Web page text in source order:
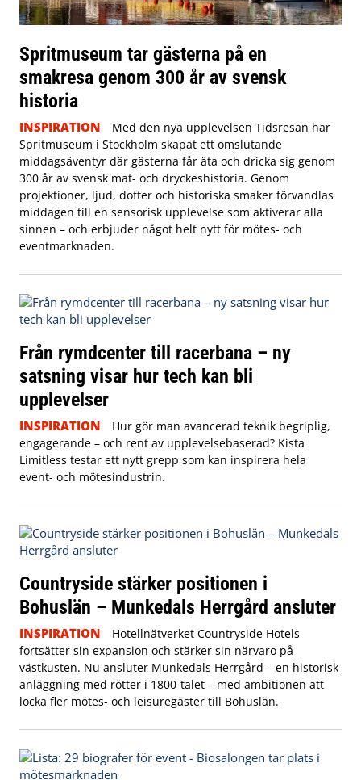
Spritmuseum tar gästerna på en
smakresa genom 300 år av svensk
historia
INSPIRATION
Med den nya upplevelsen Tidsresan har
Spritmuseum i Stockholm skapat ett omslutande
middagsäventyr där gästerna får äta och dricka sig genom
300 år av svensk mat- och dryckeshistoria. Genom
projektioner, ljud, dofter och historiska smaker förvandlas
middagen till en sensorisk upplevelse som aktiverar alla
sinnen – och erbjuder något helt nytt för mötes- och
eventmarknaden.
Från rymdcenter till racerbana – ny
satsning visar hur tech kan bli
upplevelser
INSPIRATION
Hur gör man avancerad teknik begriplig,
engagerande – och rent av upplevelsebaserad? Kista
Limitless testar ett nytt grepp som kan inspirera hela
event- och mötesindustrin.
Countryside stärker positionen i
Bohuslän – Munkedals Herrgård ansluter
INSPIRATION
Hotellnätverket Countryside Hotels
fortsätter sin expansion och stärker sin närvaro på
västkusten. Nu ansluter Munkedals Herrgård – en historisk
anläggning med rötter i 1800-talet – med ambitionen att
locka fler mötes- och leisuregäster till Bohuslän.